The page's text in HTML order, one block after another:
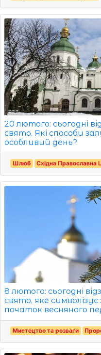
20 лютого: сьогодні
свято. Які способи
особливий день?
Шлюб Східна Православна
8 лютого: сьогодні
свято, яке
початок весняного
Мистецтво та розваги